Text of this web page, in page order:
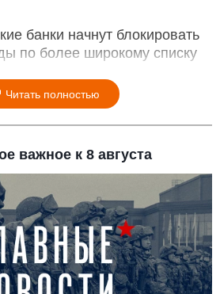
банки начнут блокировать
по более широкому списку
Читать полностью
важное к 8 августа